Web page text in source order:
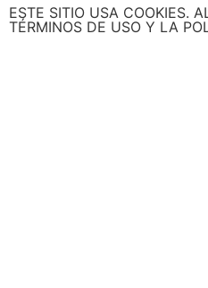
ESTE SITIO USA COOKIES.
TÉRMINOS DE USO Y LA